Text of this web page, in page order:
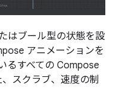
はブール型の状態を設
アニメーションを
るすべての Compose
スクラブ、速度の制